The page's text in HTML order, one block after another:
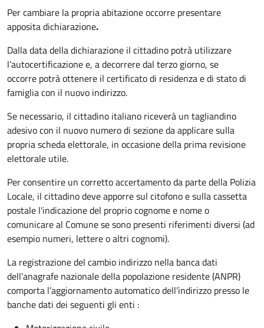
Per cambiare la propria abitazione occorre presentare
appositadichiarazione.
Dalla data della dichiarazione il cittadino potrà utilizzare
l’autocertificazione e, a decorrere dal terzo giorno, se
occorre potrà ottenere il certificato di residenza e di stato di
famiglia con il nuovo indirizzo.
Se necessario, il cittadino italiano riceverà un tagliandino
adesivo con il nuovo numero di sezione da applicare sulla
propria scheda elettorale, in occasione della prima revisione
elettorale utile.
Per consentire un corretto accertamento da parte della Polizia
Locale, il cittadino deve apporre sul citofono e sulla cassetta
postale l'indicazione del proprio cognome e nome o
comunicare al Comune se sono presenti riferimenti diversi (ad
esempio numeri, lettere o altri cognomi).
La registrazione del cambio indirizzo nella banca dati
dell’anagrafe nazionale della popolazione residente (ANPR)
comporta l’aggiornamento automatico dell’indirizzo presso le
banche dati dei seguenti gli enti :